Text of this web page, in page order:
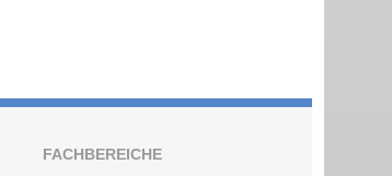
FACHBEREICHE